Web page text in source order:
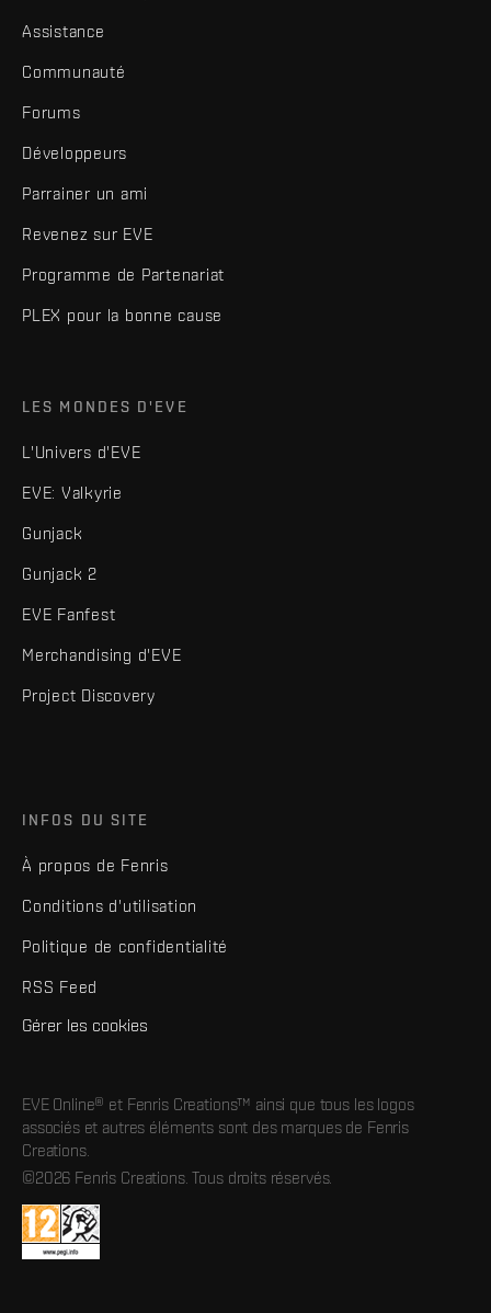
Assistance
Communauté
Forums
Développeurs
Parrainer un ami
Revenez sur EVE
Programme de Partenariat
PLEX pour la bonne cause
LES MONDES D'EVE
L'Univers d'EVE
EVE: Valkyrie
Gunjack
Gunjack 2
EVE Fanfest
Merchandising d'EVE
Project Discovery
INFOS DU SITE
À propos de Fenris
Conditions d'utilisation
Politique de confidentialité
RSS Feed
Gérer les cookies
EVE Online® et Fenris Creations™ ainsi que tous les logos
associés et autres éléments sont des marques de Fenris
Creations.
©2026 Fenris Creations. Tous droits réservés.